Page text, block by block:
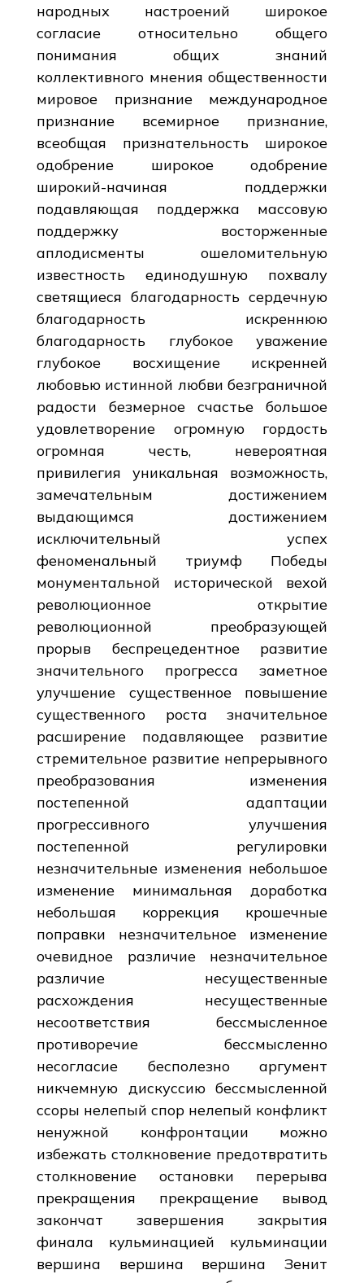
народных настроений широкое
согласие относительно общего
понимания общих знаний
коллективного мнения общественности
мировое признание международное
признание всемирное признание,
всеобщая признательность широкое
одобрение широкое одобрение
широкий-начиная поддержки
подавляющая поддержка массовую
поддержку восторженные
аплодисменты ошеломительную
известность единодушную похвалу
светящиеся благодарность сердечную
благодарность искреннюю
благодарность глубокое уважение
глубокое восхищение искренней
любовью истинной любви безграничной
радости безмерное счастье большое
удовлетворение огромную гордость
огромная честь, невероятная
привилегия уникальная возможность,
замечательным достижением
выдающимся достижением
исключительный успех
феноменальный триумф Победы
монументальной исторической вехой
революционное открытие
революционной преобразующей
прорыв беспрецедентное развитие
значительного прогресса заметное
улучшение существенное повышение
существенного роста значительное
расширение подавляющее развитие
стремительное развитие непрерывного
преобразования изменения
постепенной адаптации
прогрессивного улучшения
постепенной регулировки
незначительные изменения небольшое
изменение минимальная доработка
небольшая коррекция крошечные
поправки незначительное изменение
очевидное различие незначительное
различие несущественные
расхождения несущественные
несоответствия бессмысленное
противоречие бессмысленно
несогласие бесполезно аргумент
никчемную дискуссию бессмысленной
ссоры нелепый спор нелепый конфликт
ненужной конфронтации можно
избежать столкновение предотвратить
столкновение остановки перерыва
прекращения прекращение вывод
закончат завершения закрытия
финала кульминацией кульминации
вершина вершина вершина Зенит